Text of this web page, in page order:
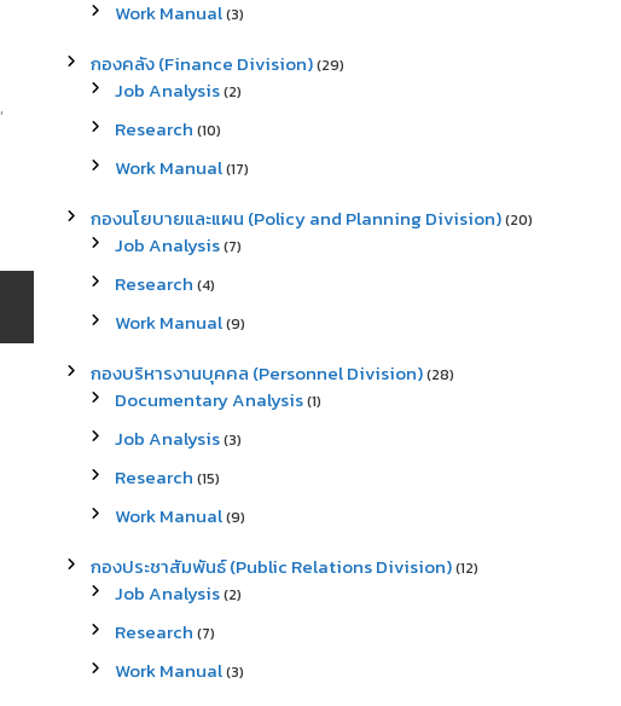
,
Work Manual(3)
กองคลัง (Finance Division)(29)
Job Analysis(2)
Research (10)
Work Manual(17)
กองนโยบายและแผน (Policy and Planning Division)(20)
Job Analysis(7)
Research (4)
Work Manual(9)
กองบริหารงานบุคคล (Personnel Division)(28)
Documentary Analysis(1)
Job Analysis(3)
Research (15)
Work Manual(9)
กองประชาสัมพันธ์ (Public Relations Division)(12)
Job Analysis(2)
Research (7)
Work Manual(3)